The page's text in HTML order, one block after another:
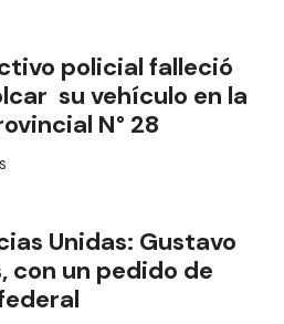
policial falleció
su vehículo en la
N° 28
Unidas: Gustavo
con un pedido de